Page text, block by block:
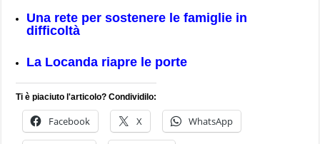
Una rete per sostenere le famiglie in
difficoltà
La Locanda riapre le porte
Ti è piaciuto l'articolo? Condividilo:
Facebook X WhatsApp